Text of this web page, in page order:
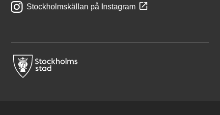
Stockholmskällan på Instagram